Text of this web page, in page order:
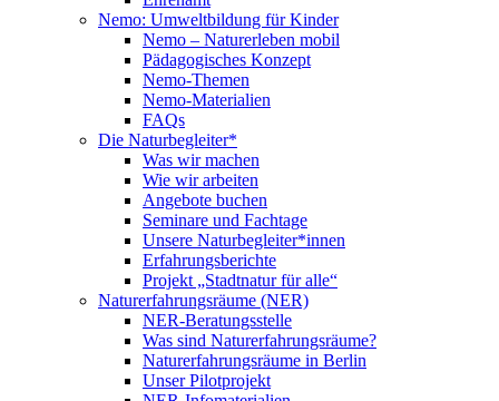
Nemo: Umweltbildung für Kinder
Nemo – Naturerleben mobil
Pädagogisches Konzept
Nemo-Themen
Nemo-Materialien
FAQs
Die Naturbegleiter*
Was wir machen
Wie wir arbeiten
Angebote buchen
Seminare und Fachtage
Unsere Naturbegleiter*innen
Erfahrungsberichte
Projekt „Stadtnatur für alle“
Naturerfahrungsräume (NER)
NER-Beratungsstelle
Was sind Naturerfahrungsräume?
Naturerfahrungsräume in Berlin
Unser Pilotprojekt